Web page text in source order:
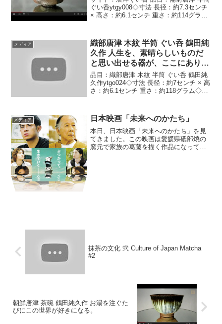
ぐい呑ytgy008◇寸法 長径：約7.3センチ
× 高さ：約6.1センチ 重さ：約114グラム
めてあり、火回りの加減で色が変...
メディア
織部唐津 木紋 半筒 ぐい呑 鶴田純
久作 人生を、素晴らしいものだ
と思い出せる器が、ここにありま
す。
品目：織部唐津 木紋 半筒 ぐい呑 鶴田純
久作ytgo024◇寸法 長径：約7センチ × 高
さ：約6.1センチ 重さ：約118グラム◇こ
木の紋様が描かれています。黒釉と...
メディア 日本映画「未来へのかたち」
本日、日本映画「未来へのかたち」を見
てきました。この映画は愛媛県砥部焼の
窯元で家族の葛藤を描く作品になってい
抹茶の文化 弐 Culture of Japan Matcha
#2
朝鮮唐津 茶碗 鶴田純久作 お湯を注ぐた
びにこの世界が好きになる。